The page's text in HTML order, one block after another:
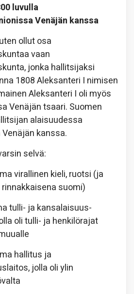
luvulla
Venäjän kanssa
ollut osa
vaan
jonka hallitsijaksi
1808 Aleksanteri I nimisen
Aleksanteri I oli myös
Venäjän tsaari. Suomen
alaisuudessa
kanssa.
selvä:
virallinen kieli, ruotsi (ja
suomi)
tulli- ja kansalaisuus-
oli tulli- ja henkilörajat
hallitus ja
jolla oli ylin